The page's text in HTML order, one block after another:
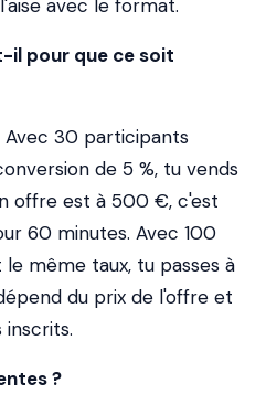
avec le format.
il pour que ce soit
30 participants
de 5 %, tu vends
offre est à 500 €, c'est
60 minutes. Avec 100
même taux, tu passes à
du prix de l'offre et
inscrits.
?